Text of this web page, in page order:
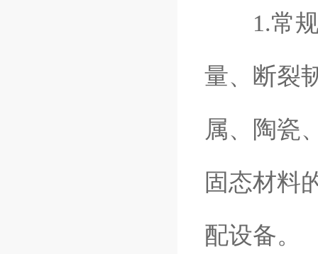
1.常规
量、断裂
属、陶瓷
固态材料
配设备。